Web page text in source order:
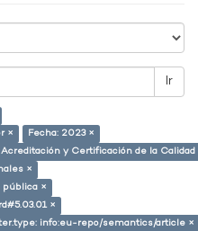
Ir
×
Fecha: 2023 ×
y Certificación de la
×
pública ×
×
info:eu-repo/semantics/article ×